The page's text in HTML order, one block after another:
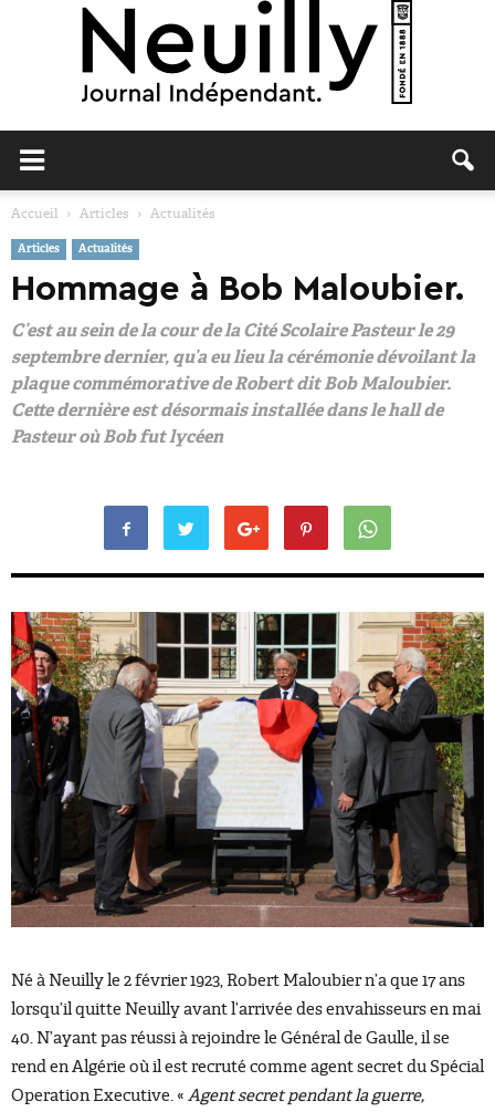
Accueil Articles Actualités
Articles Actualités
Hommage à Bob Maloubier.
C’est au sein de la cour de la Cité Scolaire Pasteur le 29
septembre dernier, qu’a eu lieu la cérémonie dévoilant la
plaque commémorative de Robert dit Bob Maloubier.
Cette dernière est désormais installée dans le hall de
Pasteur où Bob fut lycéen
Né à Neuilly le 2 février 1923, Robert Maloubier n’a que 17 ans
lorsqu’il quitte Neuilly avant l’arrivée des envahisseurs en mai
40. N’ayant pas réussi à rejoindre le Général de Gaulle, il se
rend en Algérie où il est recruté comme agent secret du Spécial
Operation Executive. « Agent secret pendant la guerre,